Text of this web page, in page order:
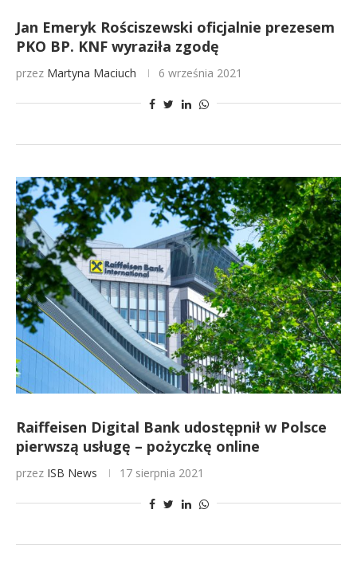
Jan Emeryk Rościszewski oficjalnie prezesem
PKO BP. KNF wyraziła zgodę
przez Martyna Maciuch 6 września 2021
Raiffeisen Digital Bank udostępnił w Polsce
pierwszą usługę – pożyczkę online
przez ISB News 17 sierpnia 2021